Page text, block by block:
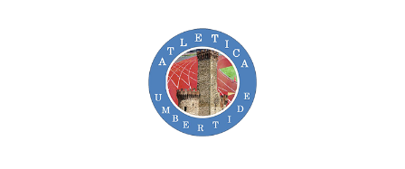
Come corrono le azzurrine: Castellani 22.99
L'Italia al femminile è in finale anche nei 200 con il record italiano
U20 della velocista umbra. Succo promossa nei 100hs (13.17) 40